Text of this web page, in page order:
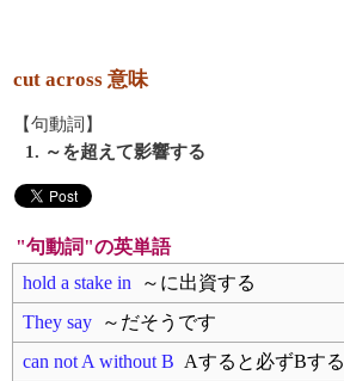
cut across 意味
【句動詞】
1. ～を超えて影響する
"句動詞"の英単語
hold a stake in ～に出資する
They say ～だそうです
can not A without B Aすると必ずBする